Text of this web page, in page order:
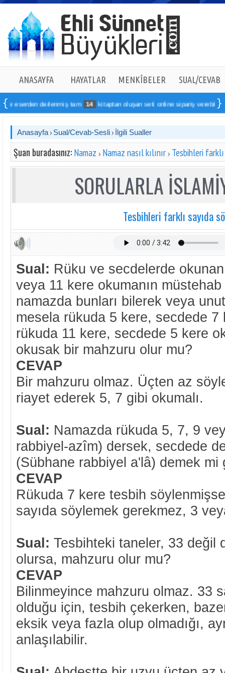
ANASAYFA HAYATLAR MENKÎBELER SUAL/CEVAB
derlenmiş tam 14 kitaptan oluşan seti online sipariş verebilirsiniz
Anasayfa Sual/Cevab-Sesli İlgili Sualler
Şuan buradasınız: Namaz Namaz nasıl kılınır Tesbihleri
SORULARLA
Tesbihleri farklı sayıda
Sual: Rüku ve secdelerde
veya 11 kere okumanın
namazda bunları bilerek veya
mesela rükuda 5 kere, secdede
rükuda 11 kere, secdede 5 kere
okusak bir mahzuru olur mu?
CEVAP
Bir mahzuru olmaz. Üçten az
riayet ederek 5, 7 gibi okumalı.
Sual: Namazda rükuda 5, 7, 9
rabbiyel-azîm) dersek, secdede
(Sübhane rabbiyel a'lâ) demek mi
CEVAP
Rükuda 7 kere tesbih
sayıda söylemek gerekmez, 3
Sual: Tesbihteki taneler, 33 değil
olursa, mahzuru olur mu?
CEVAP
Bilinmeyince mahzuru olmaz. 33
olduğu için, tesbih çekerken,
eksik veya fazla olup olmadığı,
anlaşılabilir.